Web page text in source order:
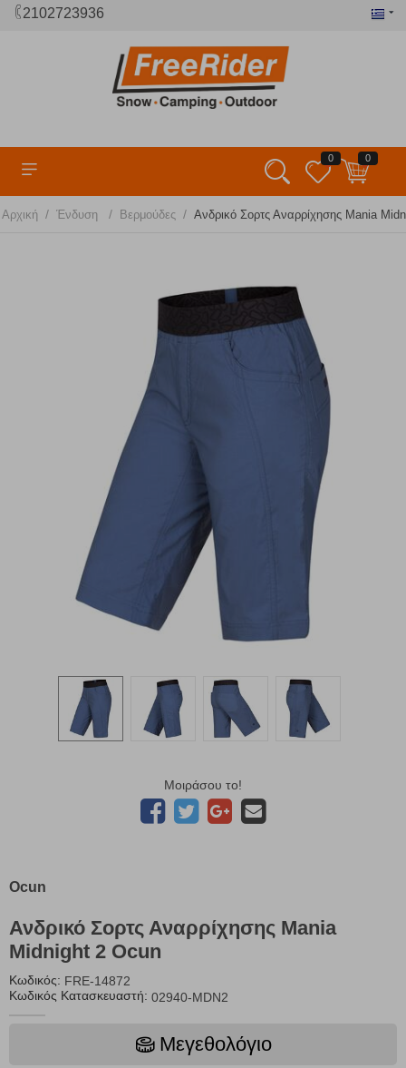
2102723936
0 0
Αρχική / Ένδυση / Βερμούδες / Ανδρικό Σορτς Αναρρίχησης Mania
Μοιράσου το!
Ocun
Ανδρικό Σορτς Αναρρίχησης Mania
Midnight 2 Ocun
Κωδικός: FRE-14872
Κωδικός Κατασκευαστή: 02940-MDN2
Μεγεθολόγιο